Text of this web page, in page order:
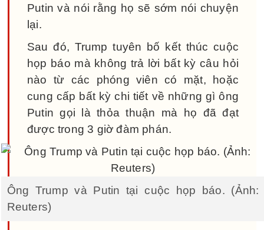
Putin và nói rằng họ sẽ sớm nói chuyện
lại.
Sau đó, Trump tuyên bố kết thúc cuộc
họp báo mà không trả lời bất kỳ câu hỏi
nào từ các phóng viên có mặt, hoặc
cung cấp bất kỳ chi tiết về những gì ông
Putin gọi là thỏa thuận mà họ đã đạt
được trong 3 giờ đàm phán.
Ông Trump và Putin tại cuộc họp báo. (Ảnh:
Reuters)